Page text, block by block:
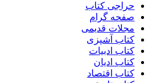
حراجی کتاب
صفحه گرام
مجلات قدیمی
کتاب آشپزی
کتاب ادبیات
کتاب ادیان
کتاب اقتصاد